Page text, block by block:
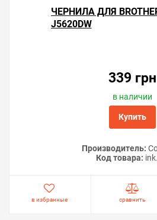
ЧЕРНИЛА ДЛЯ
J5620DW
339 грн
в наличии
Купить
Производитель:
Код товара:
в избранные сравнить